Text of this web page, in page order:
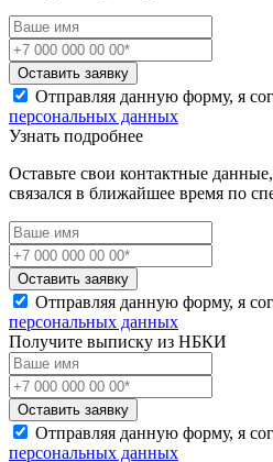
Оставить заявку
Отправляя данную форму, я
персональных данных
Узнать подробнее
Оставьте свои контактные
связался в ближайшее время по
Оставить заявку
Отправляя данную форму, я
персональных данных
Получите выписку из НБКИ
Оставить заявку
Отправляя данную форму, я
персональных данных